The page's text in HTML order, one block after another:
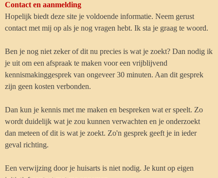
Contact en aanmelding
Hopelijk biedt deze site je voldoende informatie. Neem gerust
contact met mij op als je nog vragen hebt. Ik sta je graag te woord.
Ben je nog niet zeker of dit nu precies is wat je zoekt? Dan nodig ik
je uit om een afspraak te maken voor een vrijblijvend
kennismakinggesprek van ongeveer 30 minuten. Aan dit gesprek
zijn geen kosten verbonden.
Dan kun je kennis met me maken en bespreken wat er speelt. Zo
wordt duidelijk wat je zou kunnen verwachten en je onderzoekt
dan meteen of dit is wat je zoekt. Zo'n gesprek geeft je in ieder
geval richting.
Een verwijzing door je huisarts is niet nodig. Je kunt op eigen